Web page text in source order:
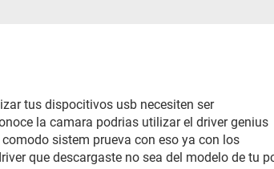
tus dispocitivos usb necesiten ser
la camara podrias utilizar el driver genius
sistem prueva con eso ya con los
que descargaste no sea del modelo de tu